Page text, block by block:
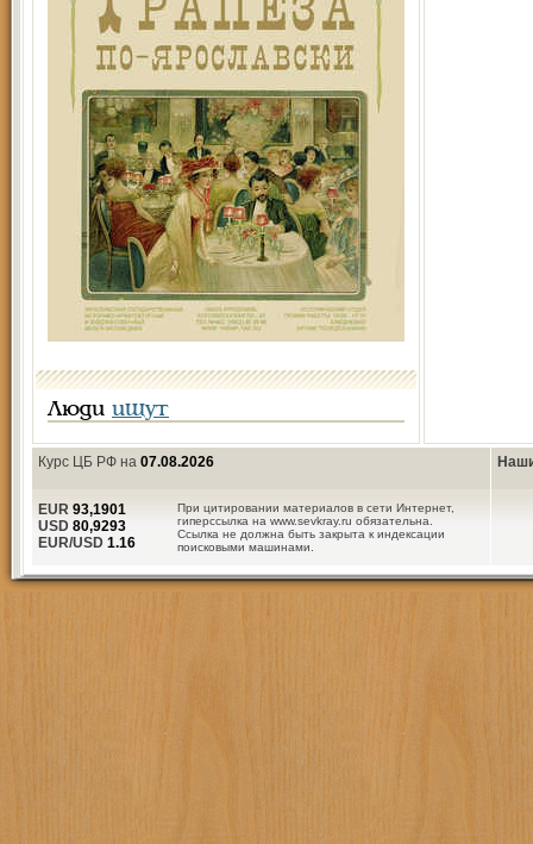
Люди ищут
Курс ЦБ РФ на 07.08.2026
При цитировании материалов в сети Интернет,
гиперссылка на www.sevkray.ru обязательна.
Ссылка не должна быть закрыта к индексации
поисковыми машинами.
EUR 93,1901
USD 80,9293
EUR/USD 1.16